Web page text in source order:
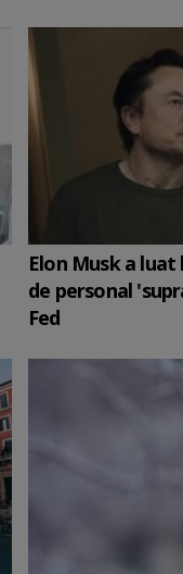
Elon Musk a
de personal
Fed